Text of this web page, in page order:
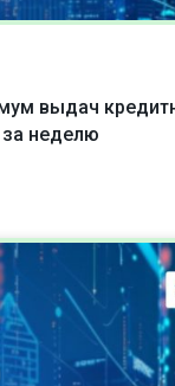
выдач
за неделю